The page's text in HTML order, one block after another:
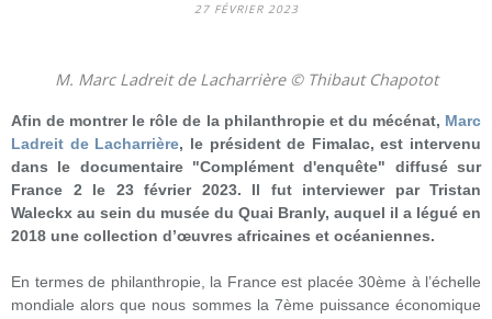
27 FÉVRIER 2023
M. Marc Ladreit de Lacharrière © Thibaut Chapotot
Afin de montrer le rôle de la philanthropie et du mécénat, Marc
Ladreit de Lacharrière, le président de Fimalac, est intervenu
dans le documentaire "Complément d'enquête" diffusé sur
France 2 le 23 février 2023. Il fut interviewer par Tristan
Waleckx au sein du musée du Quai Branly, auquel il a légué en
2018 une collection d’œuvres africaines et océaniennes.
En termes de philanthropie, la France est placée 30ème à l’échelle
mondiale alors que nous sommes la 7ème puissance économique